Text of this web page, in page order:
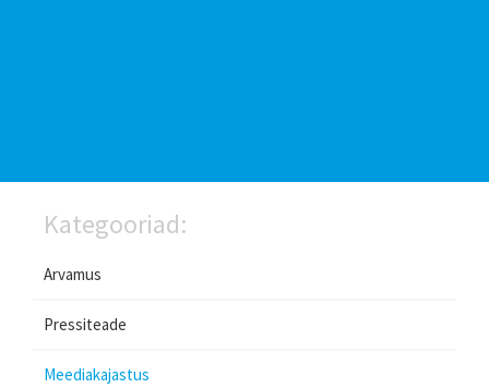
Kategooriad:
Arvamus
Pressiteade
Meediakajastus